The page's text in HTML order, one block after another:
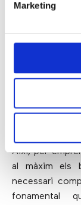
Marketing
i en l’
A
BYOD, la
pena i
forma
Així, per
al màxim els
necessari
fonamental